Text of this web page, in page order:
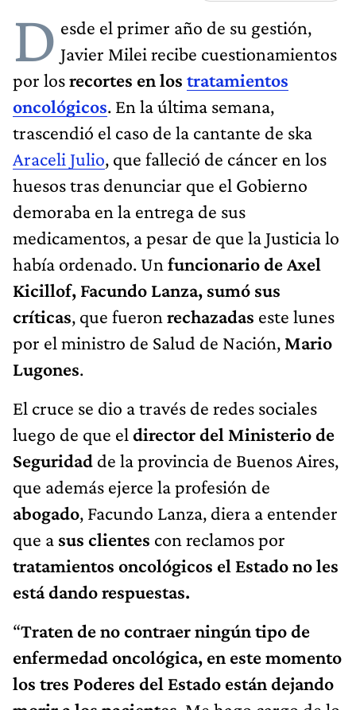
D esde el primer año de su gestión,
Javier Milei recibe cuestionamientos
por losrecortes en los tratamientos
oncológicos. En la última semana,
trascendió el caso de la cantante de ska
Araceli Julio, que falleció de cáncer en los
huesos tras denunciar que el Gobierno
demoraba en la entrega de sus
medicamentos, a pesar de que la Justicia lo
había ordenado. Un funcionario de Axel
Kicillof, Facundo Lanza, sumó sus
críticas, que fueron rechazadas este lunes
por el ministro de Salud de Nación, Mario
Lugones.
El cruce se dio a través de redes sociales
luego de que el director del Ministerio de
Seguridad de la provincia de Buenos Aires,
que además ejerce la profesión de
abogado, Facundo Lanza, diera a entender
que a sus clientes con reclamos por
tratamientos oncológicos el Estado no les
está dando respuestas.
“Traten de no contraer ningún tipo de
enfermedad oncológica, en este momento
los tres Poderes del Estado están dejando